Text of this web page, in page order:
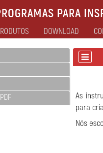
PARA
DOWNLOAD
As
para
Nós